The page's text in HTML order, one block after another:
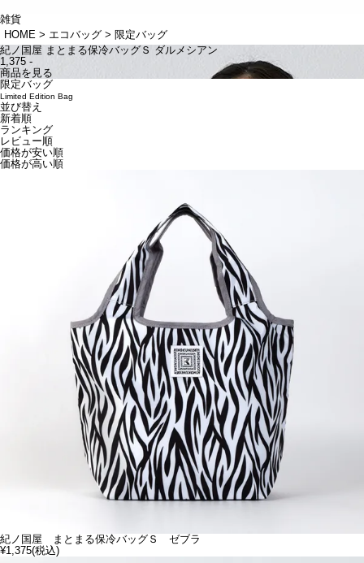
雑貨
HOME
エコバッグ
限定バッグ
紀ノ国屋 まとまる保冷バッグＳ ダルメシアン
1,375 -
商品を見る
限定バッグ
Limited Edition Bag
並び替え
新着順
ランキング
レビュー順
価格が安い順
価格が高い順
紀ノ国屋 まとまる保冷バッグＳ ゼブラ
¥1,375(税込)